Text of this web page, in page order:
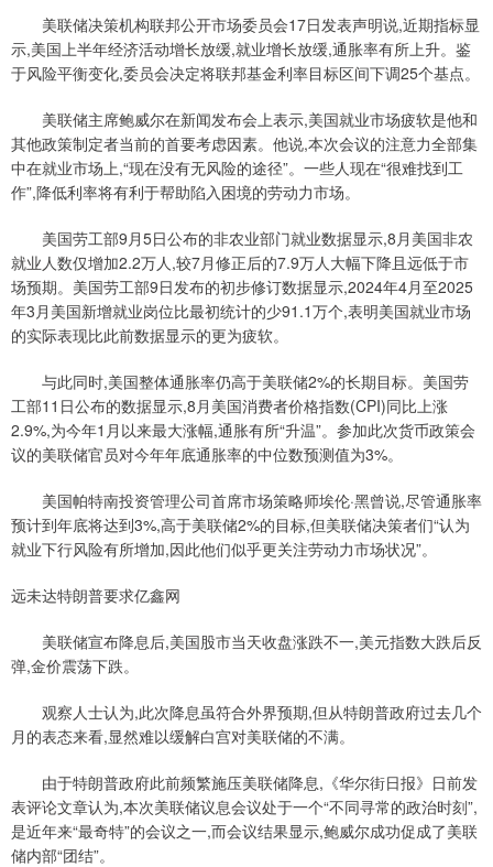
美联储决策机构联邦公开市场委员会17日发表声明说,近期指标显
示,美国上半年经济活动增长放缓,就业增长放缓,通胀率有所上升。鉴
于风险平衡变化,委员会决定将联邦基金利率目标区间下调25个基点。
美联储主席鲍威尔在新闻发布会上表示,美国就业市场疲软是他和
其他政策制定者当前的首要考虑因素。他说,本次会议的注意力全部集
中在就业市场上,“现在没有无风险的途径”。一些人现在“很难找到工
作”,降低利率将有利于帮助陷入困境的劳动力市场。
美国劳工部9月5日公布的非农业部门就业数据显示,8月美国非农
就业人数仅增加2.2万人,较7月修正后的7.9万人大幅下降且远低于市
场预期。美国劳工部9日发布的初步修订数据显示,2024年4月至2025
年3月美国新增就业岗位比最初统计的少91.1万个,表明美国就业市场
的实际表现比此前数据显示的更为疲软。
与此同时,美国整体通胀率仍高于美联储2%的长期目标。美国劳
工部11日公布的数据显示,8月美国消费者价格指数(CPI)同比上涨
2.9%,为今年1月以来最大涨幅,通胀有所“升温”。参加此次货币政策会
议的美联储官员对今年年底通胀率的中位数预测值为3%。
美国帕特南投资管理公司首席市场策略师埃伦·黑曾说,尽管通胀率
预计到年底将达到3%,高于美联储2%的目标,但美联储决策者们“认为
就业下行风险有所增加,因此他们似乎更关注劳动力市场状况”。
远未达特朗普要求亿鑫网
美联储宣布降息后,美国股市当天收盘涨跌不一,美元指数大跌后反
弹,金价震荡下跌。
观察人士认为,此次降息虽符合外界预期,但从特朗普政府过去几个
月的表态来看,显然难以缓解白宫对美联储的不满。
由于特朗普政府此前频繁施压美联储降息,《华尔街日报》日前发
表评论文章认为,本次美联储议息会议处于一个“不同寻常的政治时刻”,
是近年来“最奇特”的会议之一,而会议结果显示,鲍威尔成功促成了美联
储内部“团结”。